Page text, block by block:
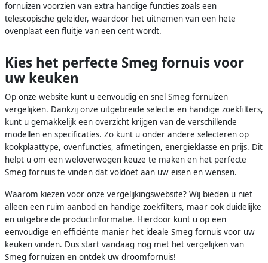
fornuizen voorzien van extra handige functies zoals een
telescopische geleider, waardoor het uitnemen van een hete
ovenplaat een fluitje van een cent wordt.
Kies het perfecte Smeg fornuis voor
uw keuken
Op onze website kunt u eenvoudig en snel Smeg fornuizen
vergelijken. Dankzij onze uitgebreide selectie en handige zoekfilters,
kunt u gemakkelijk een overzicht krijgen van de verschillende
modellen en specificaties. Zo kunt u onder andere selecteren op
kookplaattype, ovenfuncties, afmetingen, energieklasse en prijs. Dit
helpt u om een weloverwogen keuze te maken en het perfecte
Smeg fornuis te vinden dat voldoet aan uw eisen en wensen.
Waarom kiezen voor onze vergelijkingswebsite? Wij bieden u niet
alleen een ruim aanbod en handige zoekfilters, maar ook duidelijke
en uitgebreide productinformatie. Hierdoor kunt u op een
eenvoudige en efficiënte manier het ideale Smeg fornuis voor uw
keuken vinden. Dus start vandaag nog met het vergelijken van
Smeg fornuizen en ontdek uw droomfornuis!